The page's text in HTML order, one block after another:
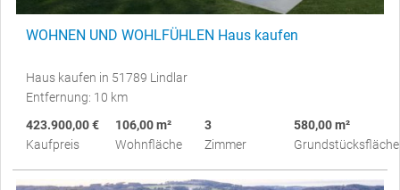
WOHNEN UND WOHLFÜHLEN Haus kaufen
Haus kaufen in 51789 Lindlar
Entfernung: 10 km
423.900,00 €
Kaufpreis
106,00 m²
Wohnfläche
3
Zimmer
580,00 m²
Grundstücksfläche